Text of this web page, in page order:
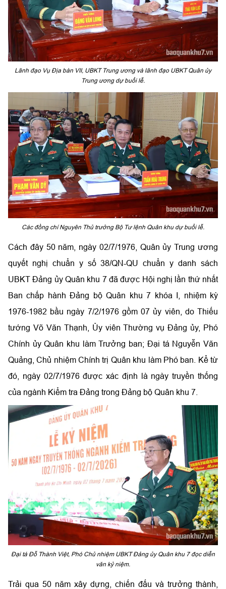
Lãnh đạo Vụ Địa bàn VII, UBKT Trung ương và lãnh đạo UBKT Quân ủy
Trung ương dự buổi lễ.
Các đồng chí Nguyên Thủ trưởng Bộ Tư lệnh Quân khu dự buổi lễ.
Cách đây 50 năm, ngày 02/7/1976, Quân ủy Trung ương
quyết nghị chuẩn y số 38/QN-QU chuẩn y danh sách
UBKT Đảng ủy Quân khu 7 đã được Hội nghị lần thứ nhất
Ban chấp hành Đảng bộ Quân khu 7 khóa I, nhiệm kỳ
1976-1982 bầu ngày 7/2/1976 gồm 07 ủy viên, do Thiếu
tướng Võ Văn Thạnh, Ủy viên Thường vụ Đảng ủy, Phó
Chính ủy Quân khu làm Trưởng ban; Đại tá Nguyễn Văn
Quảng, Chủ nhiệm Chính trị Quân khu làm Phó ban. Kể từ
đó, ngày 02/7/1976 được xác định là ngày truyền thống
của ngành Kiểm tra Đảng trong Đảng bộ Quân khu 7.
Đại tá Đỗ Thành Việt, Phó Chủ nhiệm UBKT Đảng ủy Quân khu 7 đọc diễn
văn kỷ niệm.
Trải qua 50 năm xây dựng, chiến đấu và trưởng thành,